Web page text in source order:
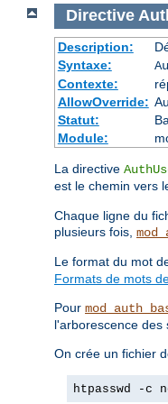
Directive
Description:
Syntaxe:
Contexte:
AllowOverride:
Statut:
Module:
La directive
est le chemin vers
Chaque ligne du
plusieurs fois,
Le format du mot
Formats de mots
Pour
l'arborescence des
On crée un fichier
htpasswd -c